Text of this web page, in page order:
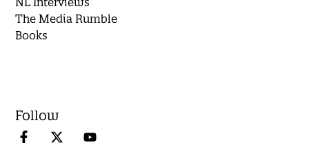
The Media Rumble
Books
Follow